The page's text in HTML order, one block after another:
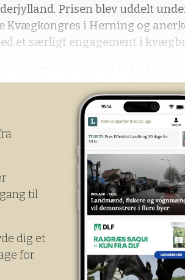
Prisen blev uddelt
Kvægkongres i Herning og
et særligt engagement i
blev præsenteret på
er at vælge mellem de
til
dig et
for